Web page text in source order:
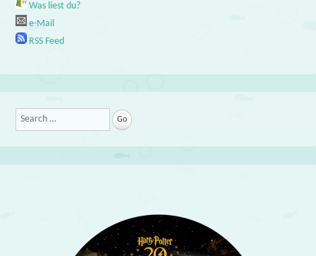
Was liest du?
e-Mail
RSS Feed
Search